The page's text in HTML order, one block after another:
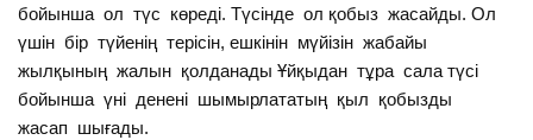
бойынша ол түс көреді. Түсінде ол қобыз жасайды. Ол
үшін бір түйенің терісін, ешкінін мүйізін жабайы
жылқының жалын қолданады Ұйқыдан тұра сала түсі
бойынша үні денені шымырлататың қыл қобызды
жасап шығады.